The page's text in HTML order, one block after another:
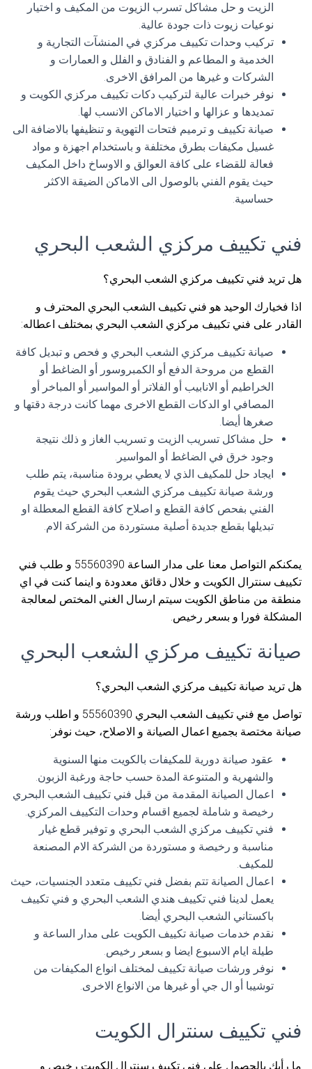
الزيت و حل مشاكل تسرب الزيوت من المكيف و اختيار
نوعيات زيوت ذات جودة عالية.
تركيب وحدات تكييف مركزي في المنشآت التجارية و
الخدمية و المطاعم و الفنادق و الفلل و العمارات و
الشركات و غيرها من المرافق الاخرى.
نوفر خبرات عالية لتركيب دكات تكييف مركزي الكويت و
تمديدها و عزالها و اختيار الاماكن الانسب لها.
صيانة تكييف و ترميم فتحات التهوية و تنظيفها بالاضافة الى
غسيل مكيفات بطرق مختلفة و باستخدام اجهزة و مواد
فعالة للقضاء على كافة العوالق و الاوساخ داخل المكيف
حيث يقوم الفني بالوصول الى الاماكن الضيقة الاكثر
حساسية.
فني تكييف مركزي الشعب البحري
هل تريد فني تكييف مركزي الشعب البحري؟
اذا فخيارك الوحيد هو فني تكييف الشعب البحري المحترف و
القادر على فني تكييف مركزي الشعب البحري بمختلف اعطاله:
صيانة تكييف مركزي الشعب البحري و فحص و تبديل كافة
القطع من مروحة الدفع أو الكمبروسور أو الضاغط أو
الخراطيم أو الانابيب أو الفلاتر أو المواسير أو المباخر أو
المصافي او الدكات القطع الاخرى مهما كانت درجة دقتها و
صغرها أيضا.
حل مشاكل تسريب الزيت و تسريب الغاز و ذلك نتيجة
وجود خرق في الضاغط أو المواسير.
ايجاد حل للمكيف الذي لا يعطي برودة مناسبة، يتم طلب
ورشة صيانة تكييف مركزي الشعب البحري حيث يقوم
الفني بفحص كافة القطع و اصلاح كافة القطع المعطلة او
تبديلها بقطع جديدة أصلية مستوردة من الشركة الام.
يمكنكم التواصل معنا على مدار الساعة 55560390 و طلب فني
تكييف سنترال الكويت و خلال دقائق معدودة و اينما كنت في اي
منطقة من مناطق الكويت سيتم ارسال الغني المختص لمعالجة
المشكلة فورا و بسعر رخيص.
صيانة تكييف مركزي الشعب البحري
هل تريد صيانة تكييف مركزي الشعب البحري؟
تواصل مع فني تكييف الشعب البحري 55560390 و اطلب ورشة
صيانة مختصة بجميع اعمال الصيانة و الاصلاح، حيث نوفر:
عقود صيانة دورية للمكيفات بالكويت منها السنوية
والشهرية و المتنوعة المدة حسب حاجة ورغبة الزبون.
اعمال الصيانة المقدمة من قبل فني تكييف الشعب البحري
رخيصة و شاملة لجميع اقسام وحدات التكييف المركزي.
فني تكييف مركزي الشعب البحري و توفير قطع غيار
مناسبة و رخيصة و مستوردة من الشركة الام المصنعة
للمكيف.
اعمال الصيانة تتم بفضل فني تكييف متعدد الجنسيات، حيث
يعمل لدينا فني تكييف هندي الشعب البحري و فني تكييف
باكستاني الشعب البحري أيضا.
نقدم خدمات صيانة تكييف الكويت على مدار الساعة و
طيلة ايام الاسبوع ايضا و بسعر رخيص.
نوفر ورشات صيانة تكييف لمختلف انواع المكيفات من
توشيبا أو ال جي أو غيرها من الانواع الاخرى.
فني تكييف سنترال الكويت
ما رأيك بالحصول على فني تكييف سنترال الكويت رخيص و